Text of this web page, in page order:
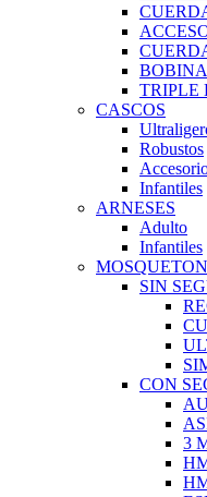
TRIPLE
CASCOS
Robustos
Infantiles
ARNESES
Adulto
Infantiles
SIN
CON
3